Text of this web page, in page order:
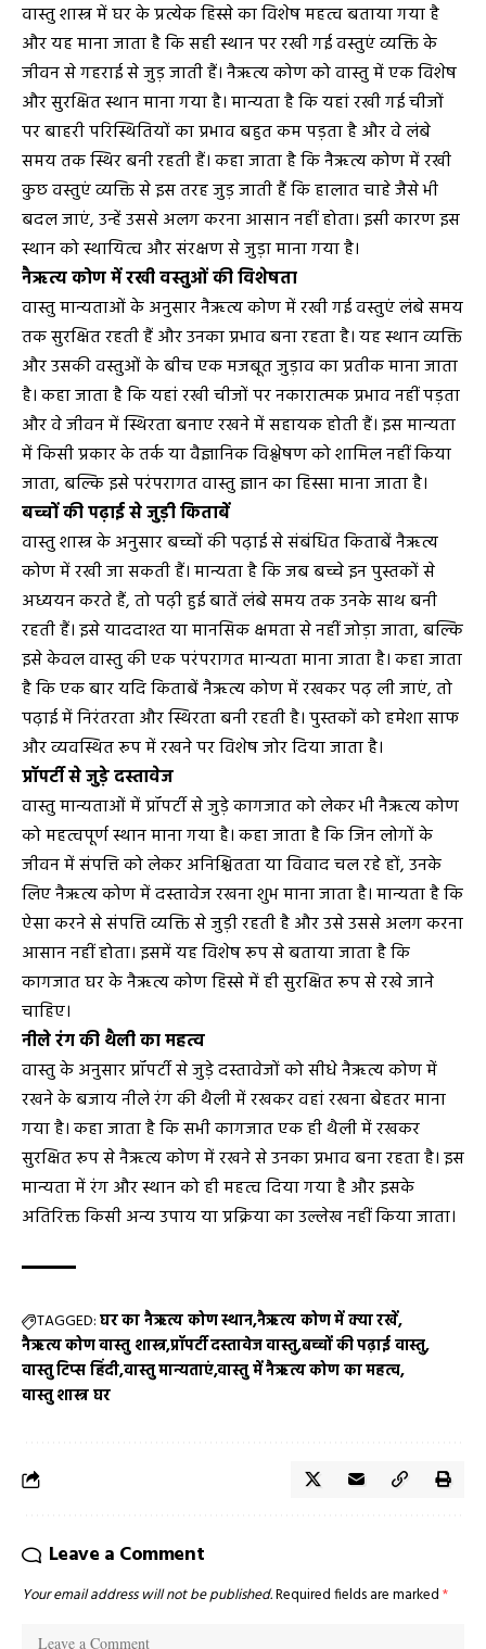
वास्तु शास्त्र में घर के प्रत्येक हिस्से का विशेष महत्व बताया गया है
और यह माना जाता है कि सही स्थान पर रखी गई वस्तुएं व्यक्ति के
जीवन से गहराई से जुड़ जाती हैं। नैऋत्य कोण को वास्तु में एक विशेष
और सुरक्षित स्थान माना गया है। मान्यता है कि यहां रखी गई चीजों
पर बाहरी परिस्थितियों का प्रभाव बहुत कम पड़ता है और वे लंबे
समय तक स्थिर बनी रहती हैं। कहा जाता है कि नैऋत्य कोण में रखी
कुछ वस्तुएं व्यक्ति से इस तरह जुड़ जाती हैं कि हालात चाहे जैसे भी
बदल जाएं, उन्हें उससे अलग करना आसान नहीं होता। इसी कारण इस
स्थान को स्थायित्व और संरक्षण से जुड़ा माना गया है।
नैऋत्य कोण में रखी वस्तुओं की विशेषता
वास्तु मान्यताओं के अनुसार नैऋत्य कोण में रखी गई वस्तुएं लंबे समय
तक सुरक्षित रहती हैं और उनका प्रभाव बना रहता है। यह स्थान व्यक्ति
और उसकी वस्तुओं के बीच एक मजबूत जुड़ाव का प्रतीक माना जाता
है। कहा जाता है कि यहां रखी चीजों पर नकारात्मक प्रभाव नहीं पड़ता
और वे जीवन में स्थिरता बनाए रखने में सहायक होती हैं। इस मान्यता
में किसी प्रकार के तर्क या वैज्ञानिक विश्लेषण को शामिल नहीं किया
जाता, बल्कि इसे परंपरागत वास्तु ज्ञान का हिस्सा माना जाता है।
बच्चों की पढ़ाई से जुड़ी किताबें
वास्तु शास्त्र के अनुसार बच्चों की पढ़ाई से संबंधित किताबें नैऋत्य
कोण में रखी जा सकती हैं। मान्यता है कि जब बच्चे इन पुस्तकों से
अध्ययन करते हैं, तो पढ़ी हुई बातें लंबे समय तक उनके साथ बनी
रहती हैं। इसे याददाश्त या मानसिक क्षमता से नहीं जोड़ा जाता, बल्कि
इसे केवल वास्तु की एक परंपरागत मान्यता माना जाता है। कहा जाता
है कि एक बार यदि किताबें नैऋत्य कोण में रखकर पढ़ ली जाएं, तो
पढ़ाई में निरंतरता और स्थिरता बनी रहती है। पुस्तकों को हमेशा साफ
और व्यवस्थित रूप में रखने पर विशेष जोर दिया जाता है।
प्रॉपर्टी से जुड़े दस्तावेज
वास्तु मान्यताओं में प्रॉपर्टी से जुड़े कागजात को लेकर भी नैऋत्य कोण
को महत्वपूर्ण स्थान माना गया है। कहा जाता है कि जिन लोगों के
जीवन में संपत्ति को लेकर अनिश्चितता या विवाद चल रहे हों, उनके
लिए नैऋत्य कोण में दस्तावेज रखना शुभ माना जाता है। मान्यता है कि
ऐसा करने से संपत्ति व्यक्ति से जुड़ी रहती है और उसे उससे अलग करना
आसान नहीं होता। इसमें यह विशेष रूप से बताया जाता है कि
कागजात घर के नैऋत्य कोण हिस्से में ही सुरक्षित रूप से रखे जाने
चाहिए।
नीले रंग की थैली का महत्व
वास्तु के अनुसार प्रॉपर्टी से जुड़े दस्तावेजों को सीधे नैऋत्य कोण में
रखने के बजाय नीले रंग की थैली में रखकर वहां रखना बेहतर माना
गया है। कहा जाता है कि सभी कागजात एक ही थैली में रखकर
सुरक्षित रूप से नैऋत्य कोण में रखने से उनका प्रभाव बना रहता है। इस
मान्यता में रंग और स्थान को ही महत्व दिया गया है और इसके
अतिरिक्त किसी अन्य उपाय या प्रक्रिया का उल्लेख नहीं किया जाता।
TAGGED:घर का नैऋत्य कोण स्थाननैऋत्य कोण में क्या रखें
नैऋत्य कोण वास्तु शास्त्रप्रॉपर्टी दस्तावेज वास्तुबच्चों की पढ़ाई वास्तु
वास्तु टिप्स हिंदीवास्तु मान्यताएंवास्तु में नैऋत्य कोण का महत्व
वास्तु शास्त्र घर
Leave a Comment
Your email address will not be published.Required fields are marked*